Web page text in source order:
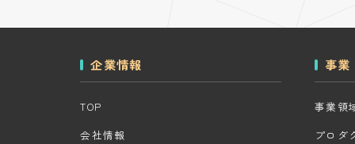
企業情報
TOP
会社情報
事業
事業領
プロダ